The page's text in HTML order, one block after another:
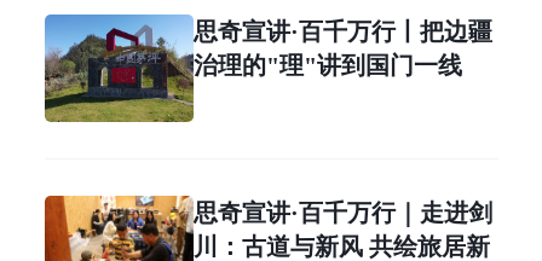
思奇宣讲·百千万行丨把边疆
治理的"理"讲到国门一线
思奇宣讲·百千万行｜走进剑
川：古道与新风 共绘旅居新